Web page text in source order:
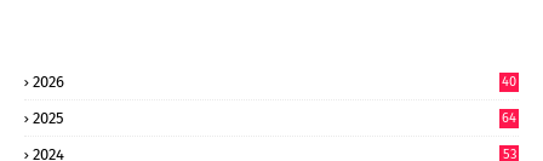
2026
40
2025
64
2024 53